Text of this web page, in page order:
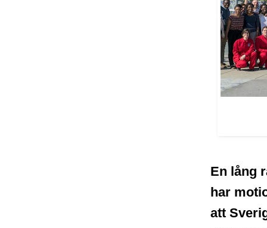
En lång
har
att